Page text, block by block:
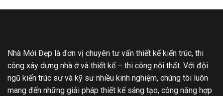
Nhà Mới Đẹp là đơn vị chuyên tư vấn thiết kế kiến trúc, thi
công xây dựng nhà ở và thiết kế – thi công nội thất. Với đội
ngũ kiến trúc sư và kỹ sư nhiều kinh nghiệm, chúng tôi luôn
mang đến những giải pháp thiết kế sáng tạo, công năng hợp